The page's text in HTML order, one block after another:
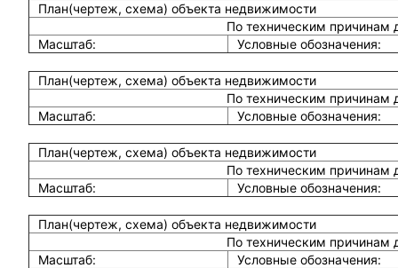
План(чертеж, схема) объекта недвижимости
По техническим причинам
Масштаб:
Условные обозначения:
План(чертеж, схема) объекта недвижимости
По техническим причинам
Масштаб:
Условные обозначения:
План(чертеж, схема) объекта недвижимости
По техническим причинам
Масштаб:
Условные обозначения:
План(чертеж, схема) объекта недвижимости
По техническим причинам
Масштаб:
Условные обозначения: